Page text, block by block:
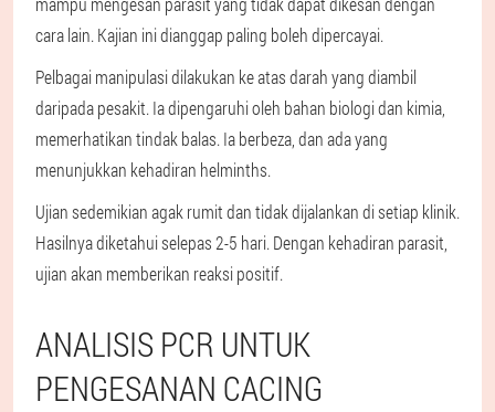
cara lain. Kajian ini dianggap paling boleh dipercayai.
Pelbagai manipulasi dilakukan ke atas darah yang diambil
daripada pesakit. Ia dipengaruhi oleh bahan biologi dan kimia,
memerhatikan tindak balas. Ia berbeza, dan ada yang
menunjukkan kehadiran helminths.
Ujian sedemikian agak rumit dan tidak dijalankan di setiap klinik.
Hasilnya diketahui selepas 2-5 hari. Dengan kehadiran parasit,
ujian akan memberikan reaksi positif.
ANALISIS PCR UNTUK
PENGESANAN CACING